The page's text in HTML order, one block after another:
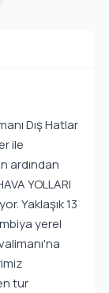
Dış Hatlar
ile
ardından
YOLLARI
Yaklaşık 13
yerel
tur